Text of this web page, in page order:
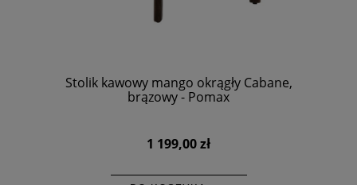
Stolik kawowy mango okrągły Cabane,
brązowy - Pomax
1 199,00 zł